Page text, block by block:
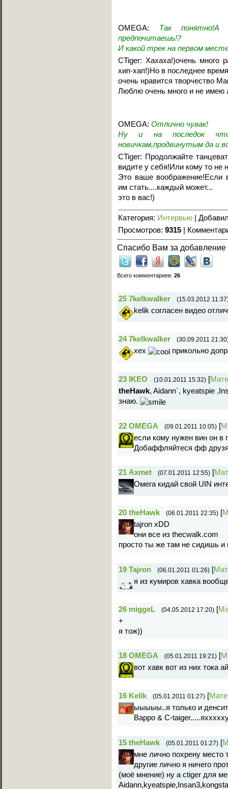
OMEGA: Так понятно!А
предпочитаешь!?
И какой трек на первом
CTiger: Хахаха!)очень много
хип-хап!)Но в последнее
очень нравится творчество
Люблю очень много и не
OMEGA: Отлично чувак!
Ну и на последок
новичкам,продвинутым да и
CTiger: Продолжайте
видите у себя!Или кому то не
Это ваше воображение!Если
им стать....каждый может...
это в вас!)
Категория: Интервью
Просмотров: 9315
Спасибо Вам за добавление
Всего комментариев: 26
25 7kelkwalker (15.03.2012
kelik согласен видео
24 7kelkwalker (30.09.2011
хех прикольно
23 IKEO (10.01.2011 15:32) [
theHawk, Aidann`, kyeatspie
знаю.
22 OMEGA (09.01.2011 10:05) [
если кому нужен вин он в
Добаффляйтеся фф
21 Axmet (07.01.2011 12:55) [
Омега кидай свой UIN
20 theHawk (06.01.2011 22:35) [
tajron xDD
они все из thecwalk.com
просто ты же там не сидишь
19 Tajron (06.01.2011 01:26) [
я из кумиров хавка
26 miggeL (04.05.2012 17:20) [
+
я тож))
18 OMEGA (05.01.2011 19:21) [
вот хавк вот из них тока
16 Kelik (05.01.2011 01:27) [
ыыыыы..я только и
Bappo & C-
15 theHawk (05.01.2011 01:27) [
мне лично похрену
другие лично я ничего
(моё мнение) ну а ctiger для